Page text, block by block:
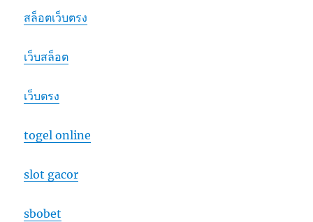
สล็อตเว็บตรง
เว็บสล็อต
เว็บตรง
togel online
slot gacor
sbobet